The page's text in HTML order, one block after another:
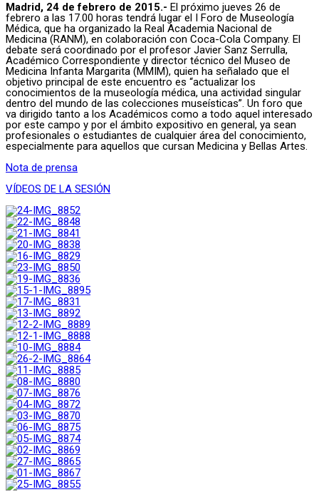
Madrid, 24 de febrero de 2015.- El próximo jueves 26 de
febrero a las 17.00 horas tendrá lugar el I Foro de Museología
Médica, que ha organizado la Real Academia Nacional de
Medicina (RANM), en colaboración con Coca-Cola Company. El
debate será coordinado por el profesor Javier Sanz Serrulla,
Académico Correspondiente y director técnico del Museo de
Medicina Infanta Margarita (MMIM), quien ha señalado que el
objetivo principal de este encuentro es “actualizar los
conocimientos de la museología médica, una actividad singular
dentro del mundo de las colecciones museísticas”. Un foro que
va dirigido tanto a los Académicos como a todo aquel interesado
por este campo y por el ámbito expositivo en general, ya sean
profesionales o estudiantes de cualquier área del conocimiento,
especialmente para aquellos que cursan Medicina y Bellas Artes.
Nota de prensa
VÍDEOS DE LA SESIÓN